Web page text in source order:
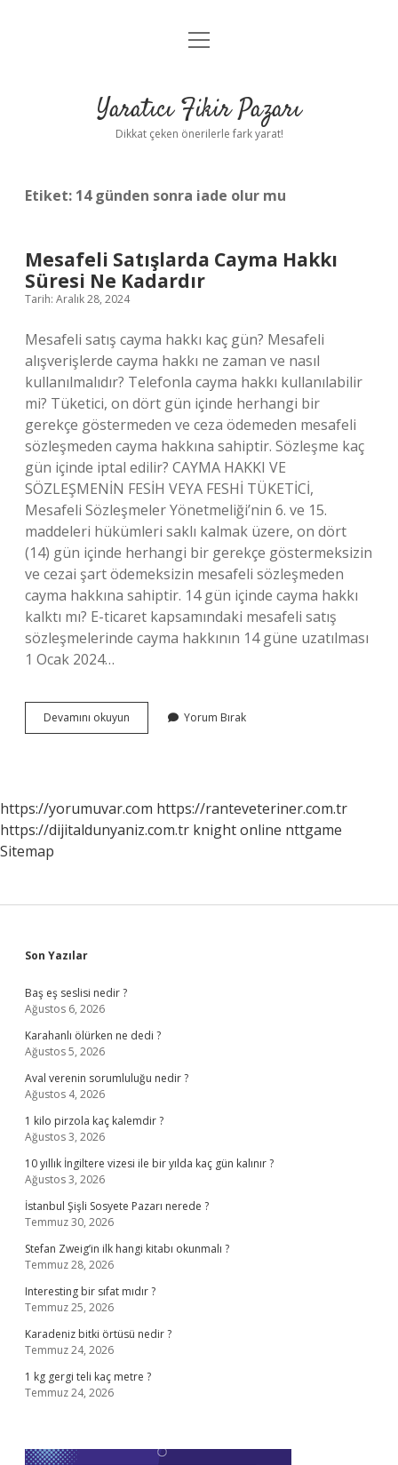
Anasayfa
Yasal Uyarı
menüyü
Yaratıcı Fikir Pazarı
Dikkat çeken önerilerle fark yarat!
Etiket: 14 günden sonra iade olur mu
Mesafeli Satışlarda Cayma Hakkı
Süresi Ne Kadardır
Tarih: Aralık 28, 2024
Mesafeli satış cayma hakkı kaç gün? Mesafeli
alışverişlerde cayma hakkı ne zaman ve nasıl
kullanılmalıdır? Telefonla cayma hakkı kullanılabilir
mi? Tüketici, on dört gün içinde herhangi bir
gerekçe göstermeden ve ceza ödemeden mesafeli
sözleşmeden cayma hakkına sahiptir. Sözleşme kaç
gün içinde iptal edilir? CAYMA HAKKI VE
SÖZLEŞMENİN FESİH VEYA FESHİ TÜKETİCİ,
Mesafeli Sözleşmeler Yönetmeliği’nin 6. ve 15.
maddeleri hükümleri saklı kalmak üzere, on dört
(14) gün içinde herhangi bir gerekçe göstermeksizin
ve cezai şart ödemeksizin mesafeli sözleşmeden
cayma hakkına sahiptir. 14 gün içinde cayma hakkı
kalktı mı? E-ticaret kapsamındaki mesafeli satış
sözleşmelerinde cayma hakkının 14 güne uzatılması
1 Ocak 2024…
Devamını okuyun Mesafeli
Satışlarda
Kadardır
Yorum Bırak
https://yorumuvar.com https://ranteveteriner.com.tr
https://dijitaldunyaniz.com.tr knight online nttgame
Sitemap
Sidebar
Son Yazılar
Baş eş seslisi nedir ?
Ağustos 6, 2026
Karahanlı ölürken ne dedi ?
Ağustos 5, 2026
Aval verenin sorumluluğu nedir ?
Ağustos 4, 2026
1 kilo pirzola kaç kalemdir ?
Ağustos 3, 2026
10 yıllık İngiltere vizesi ile bir yılda kaç gün kalınır ?
Ağustos 3, 2026
İstanbul Şişli Sosyete Pazarı nerede ?
Temmuz 30, 2026
Stefan Zweig’in ilk hangi kitabı okunmalı ?
Temmuz 28, 2026
Interesting bir sıfat mıdır ?
Temmuz 25, 2026
Karadeniz bitki örtüsü nedir ?
Temmuz 24, 2026
1 kg gergi teli kaç metre ?
Temmuz 24, 2026